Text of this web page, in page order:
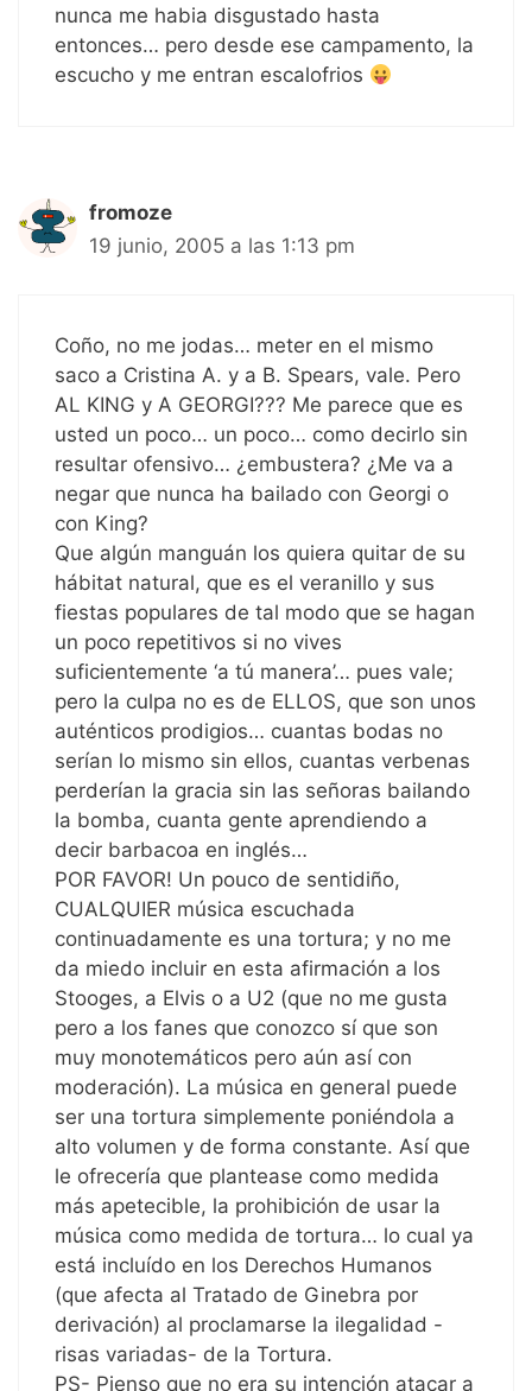
nunca me habia disgustado hasta
entonces… pero desde ese campamento, la
escucho y me entran escalofrios
fromoze
19 junio, 2005 a las 1:13 pm
Coño, no me jodas… meter en el mismo
saco a Cristina A. y a B. Spears, vale. Pero
AL KING y A GEORGI??? Me parece que es
usted un poco… un poco… como decirlo sin
resultar ofensivo… ¿embustera? ¿Me va a
negar que nunca ha bailado con Georgi o
con King?
Que algún manguán los quiera quitar de su
hábitat natural, que es el veranillo y sus
fiestas populares de tal modo que se hagan
un poco repetitivos si no vives
suficientemente ‘a tú manera’… pues vale;
pero la culpa no es de ELLOS, que son unos
auténticos prodigios… cuantas bodas no
serían lo mismo sin ellos, cuantas verbenas
perderían la gracia sin las señoras bailando
la bomba, cuanta gente aprendiendo a
decir barbacoa en inglés…
POR FAVOR! Un pouco de sentidiño,
CUALQUIER música escuchada
continuadamente es una tortura; y no me
da miedo incluir en esta afirmación a los
Stooges, a Elvis o a U2 (que no me gusta
pero a los fanes que conozco sí que son
muy monotemáticos pero aún así con
moderación). La música en general puede
ser una tortura simplemente poniéndola a
alto volumen y de forma constante. Así que
le ofrecería que plantease como medida
más apetecible, la prohibición de usar la
música como medida de tortura… lo cual ya
está incluído en los Derechos Humanos
(que afecta al Tratado de Ginebra por
derivación) al proclamarse la ilegalidad -
risas variadas- de la Tortura.
PS- Pienso que no era su intención atacar a